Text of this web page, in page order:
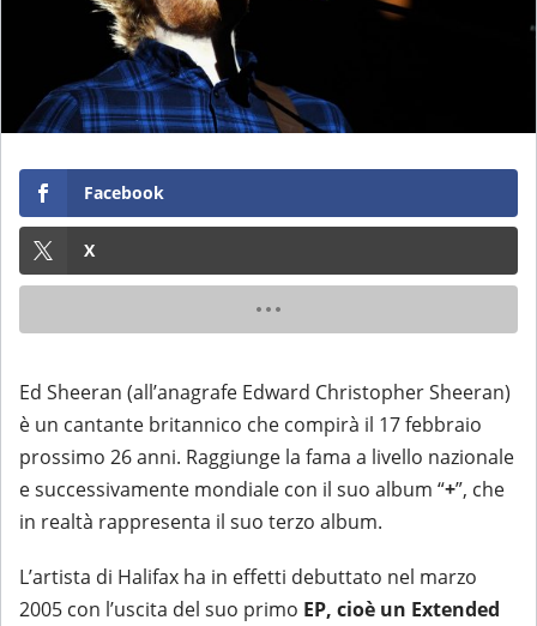
Facebook
X
Ed Sheeran (all’anagrafe Edward Christopher Sheeran)
è un cantante britannico che compirà il 17 febbraio
prossimo 26 anni. Raggiunge la fama a livello nazionale
e successivamente mondiale con il suo album “+”, che
in realtà rappresenta il suo terzo album.
L’artista di Halifax ha in effetti debuttato nel marzo
2005 con l’uscita del suo primo EP, cioè un Extended